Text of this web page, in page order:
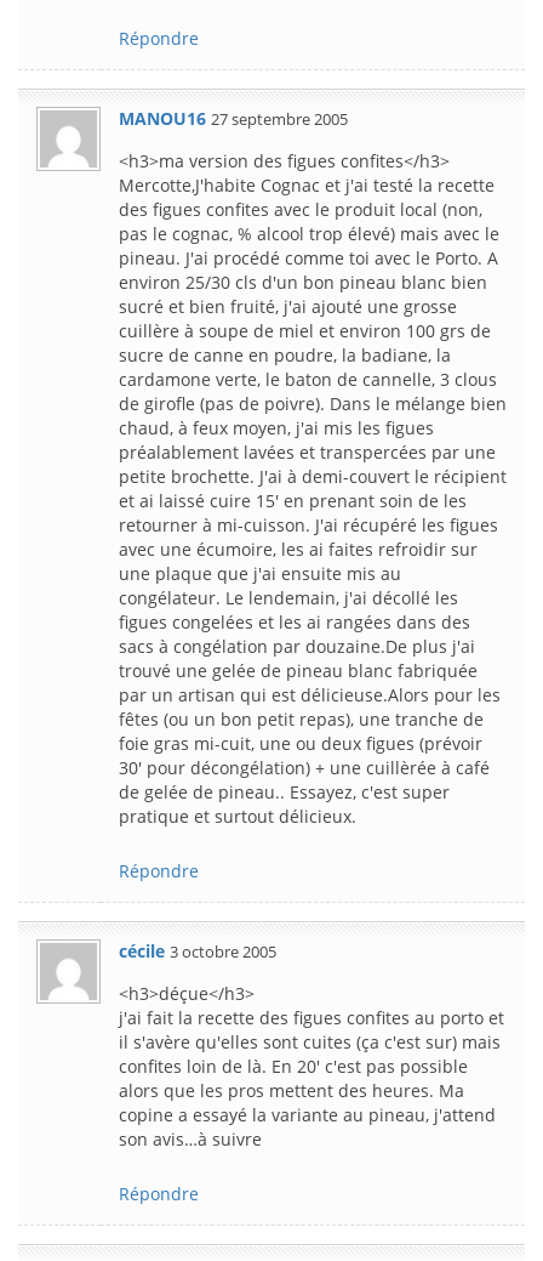
Répondre
MANOU16 27 septembre 2005
<h3>ma version des figues confites</h3>
Mercotte,J'habite Cognac et j'ai testé la recette
des figues confites avec le produit local (non,
pas le cognac, % alcool trop élevé) mais avec le
pineau. J'ai procédé comme toi avec le Porto. A
environ 25/30 cls d'un bon pineau blanc bien
sucré et bien fruité, j'ai ajouté une grosse
cuillère à soupe de miel et environ 100 grs de
sucre de canne en poudre, la badiane, la
cardamone verte, le baton de cannelle, 3 clous
de girofle (pas de poivre). Dans le mélange bien
chaud, à feux moyen, j'ai mis les figues
préalablement lavées et transpercées par une
petite brochette. J'ai à demi-couvert le récipient
et ai laissé cuire 15' en prenant soin de les
retourner à mi-cuisson. J'ai récupéré les figues
avec une écumoire, les ai faites refroidir sur
une plaque que j'ai ensuite mis au
congélateur. Le lendemain, j'ai décollé les
figues congelées et les ai rangées dans des
sacs à congélation par douzaine.De plus j'ai
trouvé une gelée de pineau blanc fabriquée
par un artisan qui est délicieuse.Alors pour les
fêtes (ou un bon petit repas), une tranche de
foie gras mi-cuit, une ou deux figues (prévoir
30' pour décongélation) + une cuillèrée à café
de gelée de pineau.. Essayez, c'est super
pratique et surtout délicieux.
Répondre
cécile 3 octobre 2005
<h3>déçue</h3>
j'ai fait la recette des figues confites au porto et
il s'avère qu'elles sont cuites (ça c'est sur) mais
confites loin de là. En 20' c'est pas possible
alors que les pros mettent des heures. Ma
copine a essayé la variante au pineau, j'attend
son avis…à suivre
Répondre